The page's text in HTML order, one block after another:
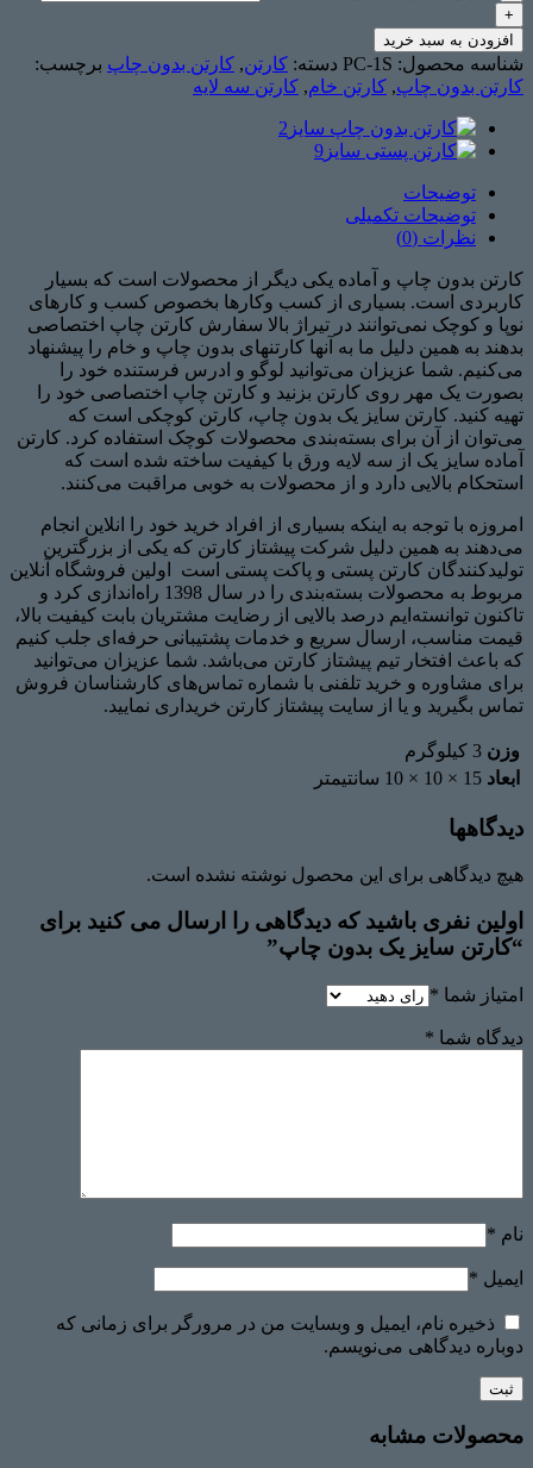
افزودن به سبد خرید
شناسه محصول: PC-1S دسته: کارتن, کارتن بدون چاپ برچسب:
کارتن بدون چاپ, کارتن خام, کارتن سه لایه
توضیحات
توضیحات تکمیلی
نظرات (0)
کارتن بدون چاپ و آماده یکی دیگر از محصولات است که بسیار
کاربردی است. بسیاری از کسب وکارها بخصوص کسب و کارهای
نوپا و کوچک نمی‌توانند در تیراژ بالا سفارش کارتن چاپ اختصاصی
بدهند به همین دلیل ما به آنها کارتنهای بدون چاپ و خام را پیشنهاد
می‌کنیم. شما عزیزان می‌توانید لوگو و ادرس فرستنده خود را
بصورت یک مهر روی کارتن بزنید و کارتن چاپ اختصاصی خود را
تهیه کنید. کارتن سایز یک بدون چاپ، کارتن کوچکی است که
می‌توان از آن برای بسته‌بندی محصولات کوچک استفاده کرد. کارتن
آماده سایز یک از سه لایه ورق با کیفیت ساخته شده است که
استحکام بالایی دارد و از محصولات به خوبی مراقبت می‌کنند.
امروزه با توجه به اینکه بسیاری از افراد خرید خود را انلاین انجام
می‌دهند به همین دلیل شرکت پیشتاز کارتن که یکی از بزرگترین
تولیدکنندگان کارتن پستی و پاکت پستی است اولین فروشگاه آنلاین
مربوط به محصولات بسته‌بندی را در سال 1398 راه‌اندازی کرد و
تاکنون توانسته‌ایم درصد بالایی از رضایت مشتریان بابت کیفیت بالا،
قیمت مناسب، ارسال سریع و خدمات پشتیبانی حرفه‌ای جلب کنیم
که باعث افتخار تیم پیشتاز کارتن می‌باشد. شما عزیزان می‌توانید
برای مشاوره و خرید تلفنی با شماره تماس‌های کارشناسان فروش
تماس بگیرید و یا از سایت پیشتاز کارتن خریداری نمایید.
وزن 3 کیلوگرم
ابعاد 15 × 10 × 10 سانتیمتر
دیدگاهها
هیچ دیدگاهی برای این محصول نوشته نشده است.
اولین نفری باشید که دیدگاهی را ارسال می کنید برای
“کارتن سایز یک بدون چاپ”
امتیاز شما *
دیدگاه شما *
نام *
ایمیل *
ذخیره نام، ایمیل و وبسایت من در مرورگر برای زمانی که
دوباره دیدگاهی می‌نویسم.
محصولات مشابه